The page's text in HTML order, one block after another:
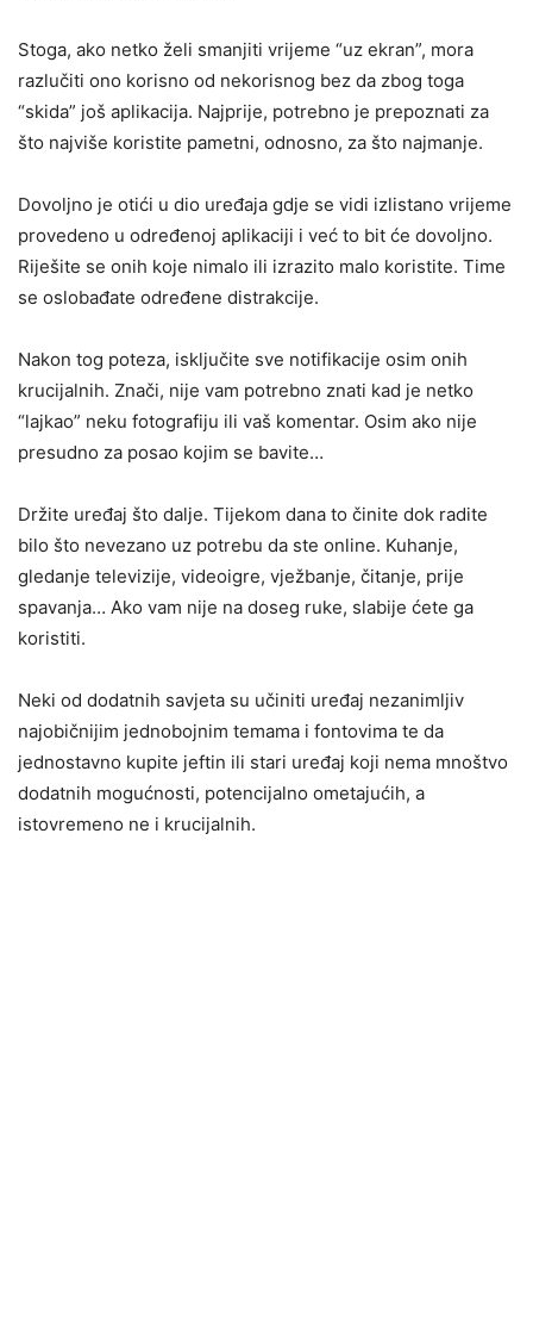
Stoga, ako netko želi smanjiti vrijeme “uz ekran”, mora
razlučiti ono korisno od nekorisnog bez da zbog toga
“skida” još aplikacija. Najprije, potrebno je prepoznati za
što najviše koristite pametni, odnosno, za što najmanje.
Dovoljno je otići u dio uređaja gdje se vidi izlistano vrijeme
provedeno u određenoj aplikaciji i već to bit će dovoljno.
Riješite se onih koje nimalo ili izrazito malo koristite. Time
se oslobađate određene distrakcije.
Nakon tog poteza, isključite sve notifikacije osim onih
krucijalnih. Znači, nije vam potrebno znati kad je netko
“lajkao” neku fotografiju ili vaš komentar. Osim ako nije
presudno za posao kojim se bavite…
Držite uređaj što dalje. Tijekom dana to činite dok radite
bilo što nevezano uz potrebu da ste online. Kuhanje,
gledanje televizije, videoigre, vježbanje, čitanje, prije
spavanja… Ako vam nije na doseg ruke, slabije ćete ga
koristiti.
Neki od dodatnih savjeta su učiniti uređaj nezanimljiv
najobičnijim jednobojnim temama i fontovima te da
jednostavno kupite jeftin ili stari uređaj koji nema mnoštvo
dodatnih mogućnosti, potencijalno ometajućih, a
istovremeno ne i krucijalnih.